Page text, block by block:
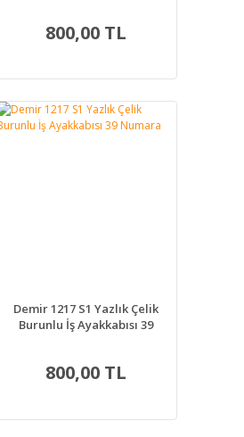
800,00 TL
Demir 1217 S1 Yazlık Çelik
Burunlu İş Ayakkabısı 39
800,00 TL